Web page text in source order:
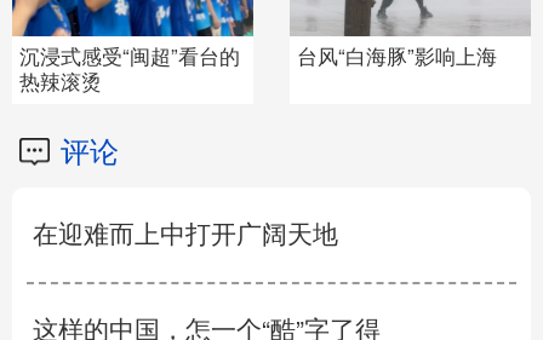
沉浸式感受“闽超”看台的
热辣滚烫
台风“白海豚”影响上海
评论
在迎难而上中打开广阔天地
这样的中国，怎一个“酷”字了得